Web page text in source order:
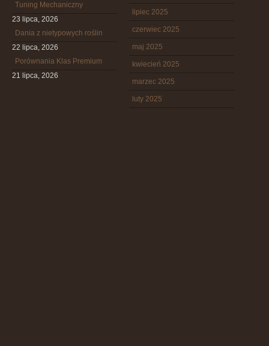
Tuning Mechaniczny
23 lipca, 2026
Dania z nietypowych roślin
22 lipca, 2026
Porównania Klas Premium
21 lipca, 2026
lipiec 2025
czerwiec 2025
maj 2025
kwiecień 2025
marzec 2025
luty 2025